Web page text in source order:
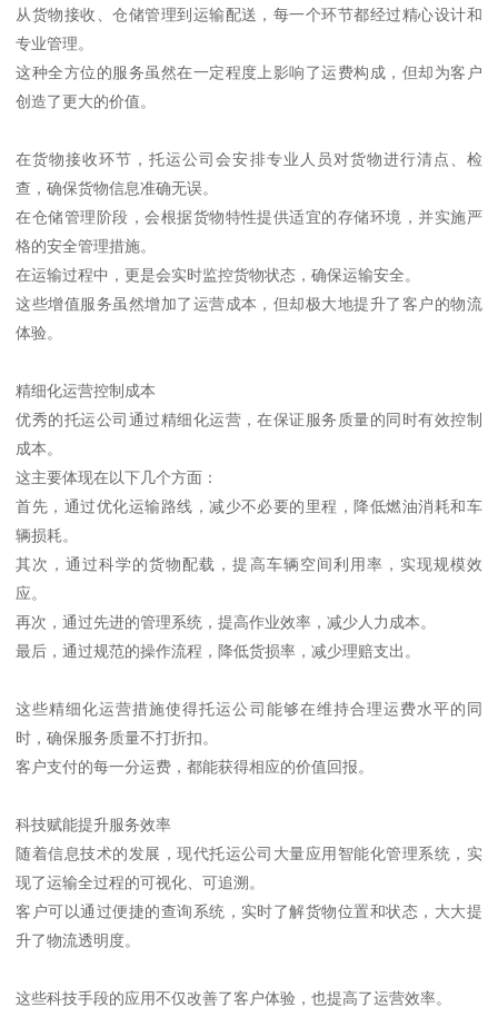
从货物接收、仓储管理到运输配送，每一个环节都经过精心设计和
专业管理。
这种全方位的服务虽然在一定程度上影响了运费构成，但却为客户
创造了更大的价值。
在货物接收环节，托运公司会安排专业人员对货物进行清点、检
查，确保货物信息准确无误。
在仓储管理阶段，会根据货物特性提供适宜的存储环境，并实施严
格的安全管理措施。
在运输过程中，更是会实时监控货物状态，确保运输安全。
这些增值服务虽然增加了运营成本，但却极大地提升了客户的物流
体验。
精细化运营控制成本
优秀的托运公司通过精细化运营，在保证服务质量的同时有效控制
成本。
这主要体现在以下几个方面：
首先，通过优化运输路线，减少不必要的里程，降低燃油消耗和车
辆损耗。
其次，通过科学的货物配载，提高车辆空间利用率，实现规模效
应。
再次，通过先进的管理系统，提高作业效率，减少人力成本。
最后，通过规范的操作流程，降低货损率，减少理赔支出。
这些精细化运营措施使得托运公司能够在维持合理运费水平的同
时，确保服务质量不打折扣。
客户支付的每一分运费，都能获得相应的价值回报。
科技赋能提升服务效率
随着信息技术的发展，现代托运公司大量应用智能化管理系统，实
现了运输全过程的可视化、可追溯。
客户可以通过便捷的查询系统，实时了解货物位置和状态，大大提
升了物流透明度。
这些科技手段的应用不仅改善了客户体验，也提高了运营效率。